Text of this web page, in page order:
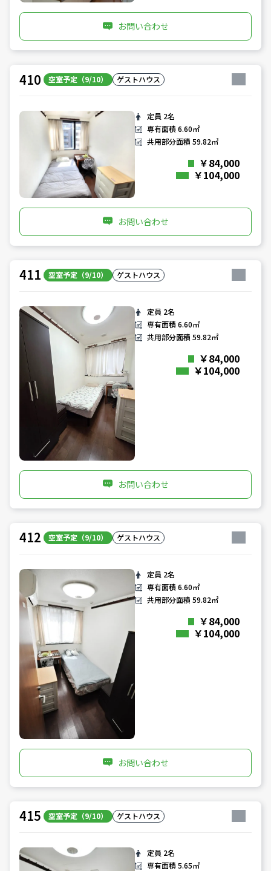
お問い合わせ
410 空室予定（9/10） ゲストハウス
定員 2名
専有面積6.60㎡
共用部分面積59.82㎡
￥84,000
￥104,000
お問い合わせ
411 空室予定（9/10） ゲストハウス
定員 2名
専有面積6.60㎡
共用部分面積59.82㎡
￥84,000
￥104,000
お問い合わせ
412 空室予定（9/10） ゲストハウス
定員 2名
専有面積6.60㎡
共用部分面積59.82㎡
￥84,000
￥104,000
お問い合わせ
415 空室予定（9/10） ゲストハウス
定員 2名
専有面積5.65㎡